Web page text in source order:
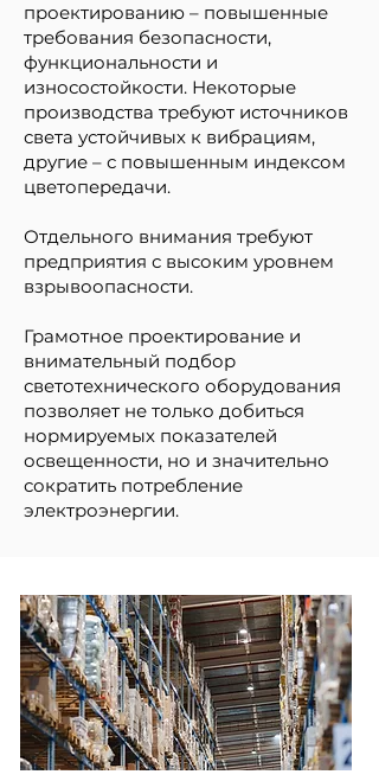
проектированию – повышенные
требования безопасности,
функциональности и
износостойкости. Некоторые
производства требуют источников
света устойчивых к вибрациям,
другие – с повышенным индексом
цветопередачи.
Отдельного внимания требуют
предприятия с высоким уровнем
взрывоопасности.
Грамотное проектирование и
внимательный подбор
светотехнического оборудования
позволяет не только добиться
нормируемых показателей
освещенности, но и значительно
сократить потребление
электроэнергии.